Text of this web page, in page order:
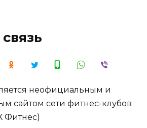
неофициальным и
сайтом сети фитнес-клубов
Фитнес)